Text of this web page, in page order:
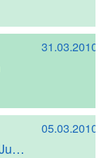
Frühlingsritt Kinder/Jugend